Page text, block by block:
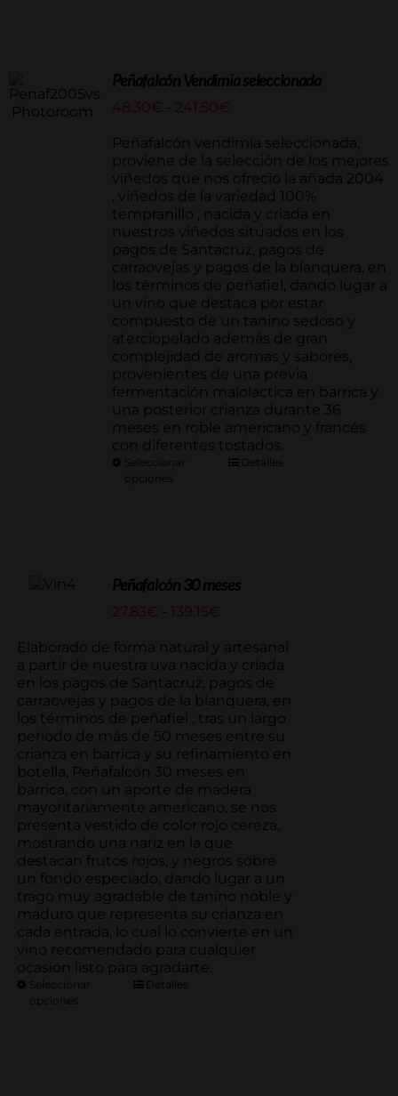
Peñafalcón Vendimia seleccionada
48.30 € 241.50 €
precios:
desde
48.30€
hasta
241.50€
Peñafalcón vendimia seleccionada,
proviene de la selección de los mejores
viñedos que nos ofreció la añada 2004
, viñedos de la variedad 100%
tempranillo , nacida y criada en
nuestros viñedos situados en los
pagos de Santacruz, pagos de
carraovejas y pagos de la blanquera, en
los términos de peñafiel, dando lugar a
un vino que destaca por estar
compuesto de un tanino sedoso y
aterciopelado además de gran
complejidad de aromas y sabores,
provenientes de una previa
fermentación malolactica en barrica y
una posterior crianza durante 36
meses en roble americano y francés
con diferentes tostados.
Seleccionar
opciones
Detalles
Peñafalcón 30 meses
27.83€ 139.15€
precios:
desde
27.83€
hasta
139.15€
Elaborado de forma natural y artesanal
a partir de nuestra uva nacida y criada
en los pagos de Santacruz, pagos de
carraovejas y pagos de la blanquera, en
los términos de peñafiel , tras un largo
periodo de más de 50 meses entre su
crianza en barrica y su refinamiento en
botella, Peñafalcón 30 meses en
barrica, con un aporte de madera
mayoritariamente americano, se nos
presenta vestido de color rojo cereza,
mostrando una nariz en la que
destacan frutos rojos, y negros sobre
un fondo especiado, dando lugar a un
trago muy agradable de tanino noble y
maduro que representa su crianza en
cada entrada, lo cual lo convierte en un
vino recomendado para cualquier
ocasión listo para agradarte.
Seleccionar
opciones
Detalles